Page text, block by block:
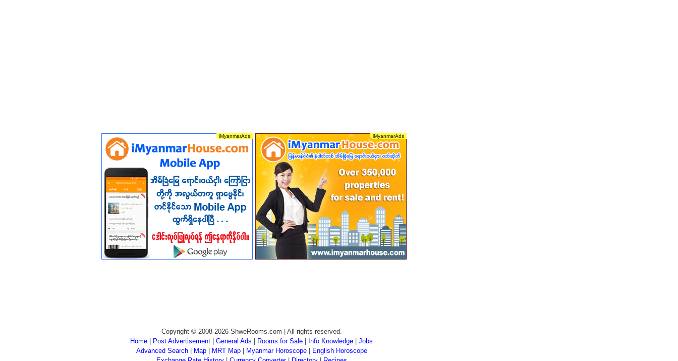
Copyright © 2008-2026 ShweRooms.com | All rights reserved.
Home
Post Advertisement General Ads Rooms for Sale Info Knowledge
Jobs
Advanced Search| Map| MRT Map| Myanmar Horoscope|
English Horoscope